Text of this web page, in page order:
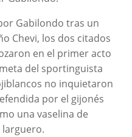
Gabilondo tras un
Chevi, los dos citados
en el primer acto
del sportinguista
no inquietaron
por el gijonés
una vaselina de
larguero.